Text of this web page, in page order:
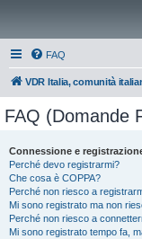
FAQ
VDR Italia, comunità
FAQ (Domande
Connessione e
Perché devo registrarmi?
Che cosa è COPPA?
Perché non riesco a
Mi sono registrato ma non
Perché non riesco a
Mi sono registrato tempo fa,